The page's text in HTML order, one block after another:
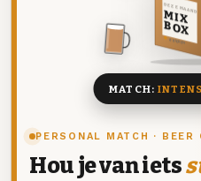
PERSONAL MATCH · BEER
Hou je van iets
DEZE MAAND
MIX
BOX
8 BIEREN
MATCH: